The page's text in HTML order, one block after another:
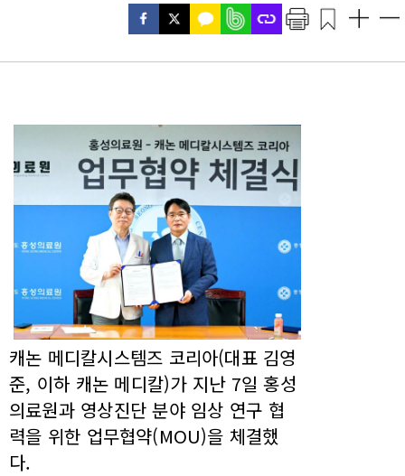
캐논 메디칼시스템즈 코리아(대표 김영
준, 이하 캐논 메디칼)가 지난 7일 홍성
의료원과 영상진단 분야 임상 연구 협
력을 위한 업무협약(MOU)을 체결했
다.